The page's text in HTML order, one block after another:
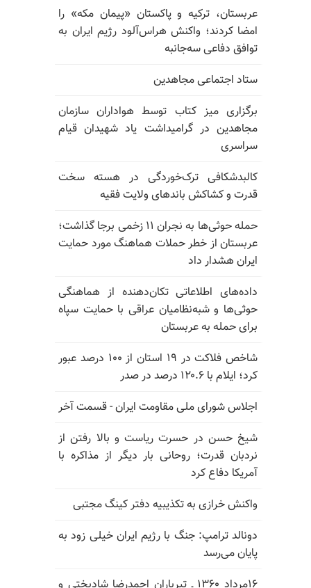
عربستان، ترکیه و پاکستان «پیمان مکه» را
امضا کردند؛ واکنش هراس‌آلود رژیم ایران به
توافق دفاعی سه‌جانبه
ستاد اجتماعی مجاهدین
برگزاری میز کتاب توسط هواداران سازمان
مجاهدین در گرامیداشت یاد شهیدان قیام
سراسری
کالبدشکافی ترک‌خوردگی در هسته سخت
قدرت و کشاکش باندهای ولایت فقیه
حمله حوثی‌ها به نجران ۱۱ زخمی برجا گذاشت؛
عربستان از خطر حملات هماهنگ مورد حمایت
ایران هشدار داد
داده‌های اطلاعاتی تکان‌دهنده از هماهنگی
حوثی‌ها و شبه‌نظامیان عراقی با حمایت سپاه
برای حمله به عربستان
شاخص فلاکت در ۱۹ استان از ۱۰۰ درصد عبور
کرد؛ ایلام با ۱۲۰.۶ درصد در صدر
اجلاس شورای ملی مقاومت ایران - قسمت آخر
شیخ حسن در حسرت ریاست و بالا رفتن از
نردبان قدرت؛ روحانی بار دیگر از مذاکره با
آمریکا دفاع کرد
واکنش خرازی به تکذیبیه دفتر کینگ مجتبی
دونالد ترامپ: جنگ با رژیم ایران خیلی زود به
پایان می‌رسد